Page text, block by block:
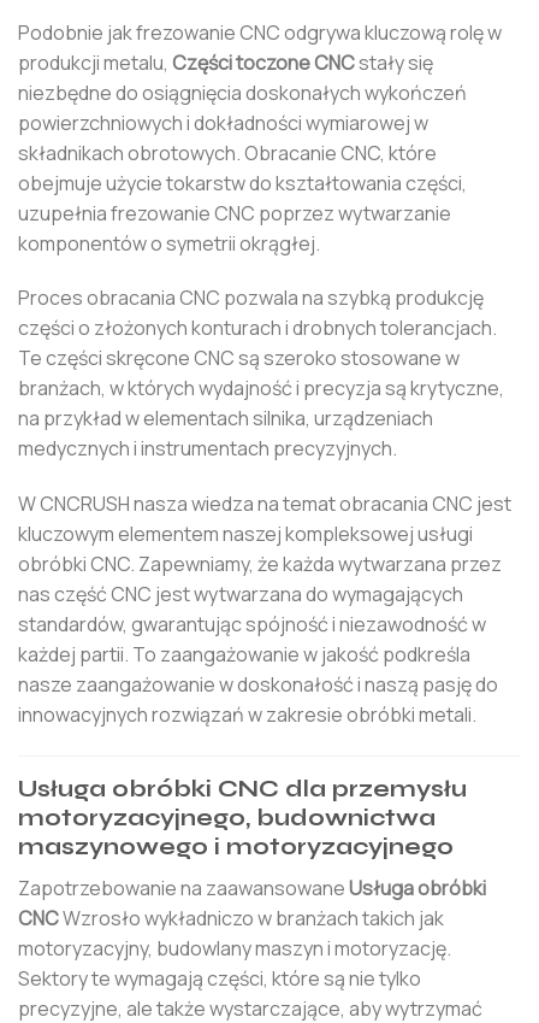
Podobnie jak frezowanie CNC odgrywa kluczową rolę w
produkcji metalu, Części toczone CNCstały się
niezbędne do osiągnięcia doskonałych wykończeń
powierzchniowych i dokładności wymiarowej w
składnikach obrotowych. Obracanie CNC, które
obejmuje użycie tokarstw do kształtowania części,
uzupełnia frezowanie CNC poprzez wytwarzanie
komponentów o symetrii okrągłej.
Proces obracania CNC pozwala na szybką produkcję
części o złożonych konturach i drobnych tolerancjach.
Te części skręcone CNC są szeroko stosowane w
branżach, w których wydajność i precyzja są krytyczne,
na przykład w elementach silnika, urządzeniach
medycznych i instrumentach precyzyjnych.
W CNCRUSH nasza wiedza na temat obracania CNC jest
kluczowym elementem naszej kompleksowej usługi
obróbki CNC. Zapewniamy, że każda wytwarzana przez
nas część CNC jest wytwarzana do wymagających
standardów, gwarantując spójność i niezawodność w
każdej partii. To zaangażowanie w jakość podkreśla
nasze zaangażowanie w doskonałość i naszą pasję do
innowacyjnych rozwiązań w zakresie obróbki metali.
Usługa obróbki CNC dla przemysłu
motoryzacyjnego, budownictwa
maszynowego i motoryzacyjnego
Zapotrzebowanie na zaawansowaneUsługa obróbki
CNCWzrosło wykładniczo w branżach takich jak
motoryzacyjny, budowlany maszyn i motoryzację.
Sektory te wymagają części, które są nie tylko
precyzyjne, ale także wystarczające, aby wytrzymać